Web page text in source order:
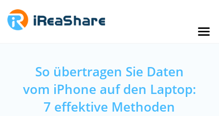
So übertragen Sie Daten
vom iPhone auf den Laptop:
7 effektive Methoden